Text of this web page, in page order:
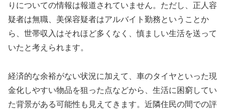
りについての情報は報道されていません。ただし、正人容
疑者は無職、美保容疑者はアルバイト勤務ということか
ら、世帯収入はそれほど多くなく、慎ましい生活を送って
いたと考えられます。
経済的な余裕がない状況に加えて、車のタイヤといった現
金化しやすい物品を狙った点などから、生活に困窮してい
た背景がある可能性も見えてきます。近隣住民の間での評